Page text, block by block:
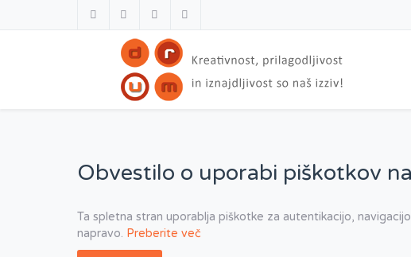
Obvestilo o uporabi piškotkov
Ta spletna stran uporablja piškotke za autentikacijo,
napravo. Preberite več